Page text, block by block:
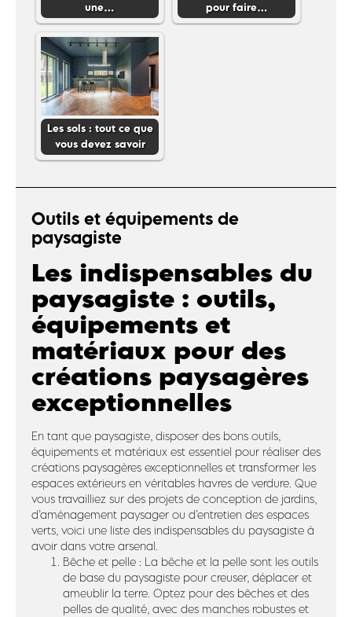
une…
pour faire…
Les sols : tout ce que
vous devez savoir
Outils et équipements de
paysagiste
Les indispensables du
paysagiste : outils,
équipements et
matériaux pour des
créations paysagères
exceptionnelles
En tant que paysagiste, disposer des bons outils,
équipements et matériaux est essentiel pour réaliser des
créations paysagères exceptionnelles et transformer les
espaces extérieurs en véritables havres de verdure. Que
vous travailliez sur des projets de conception de jardins,
d’aménagement paysager ou d’entretien des espaces
verts, voici une liste des indispensables du paysagiste à
avoir dans votre arsenal.
Bêche et pelle : La bêche et la pelle sont les outils
de base du paysagiste pour creuser, déplacer et
ameublir la terre. Optez pour des bêches et des
pelles de qualité, avec des manches robustes et